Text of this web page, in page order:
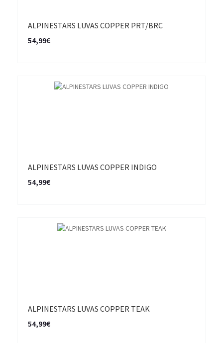
ALPINESTARS LUVAS COPPER PRT/BRC
54,99€
ALPINESTARS LUVAS COPPER INDIGO
54,99€
ALPINESTARS LUVAS COPPER TEAK
54,99€